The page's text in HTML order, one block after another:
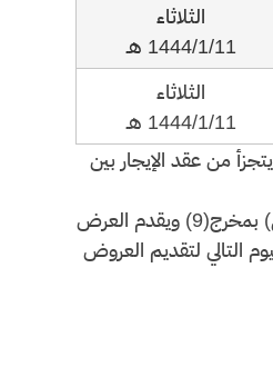
الثلاثاء
1444/1/11 هـ ​
الثلاثاء
1444/1/11 هـ ​
من عقد الإيجار بين
ويمكن الحصول على نسخة من الشروط والمواصفات من إدارة المشتريات -مبنى رقم(12) ــ الدور (الأرضي) بمخرج(9) ويقدم العرض
التالي لتقديم العروض